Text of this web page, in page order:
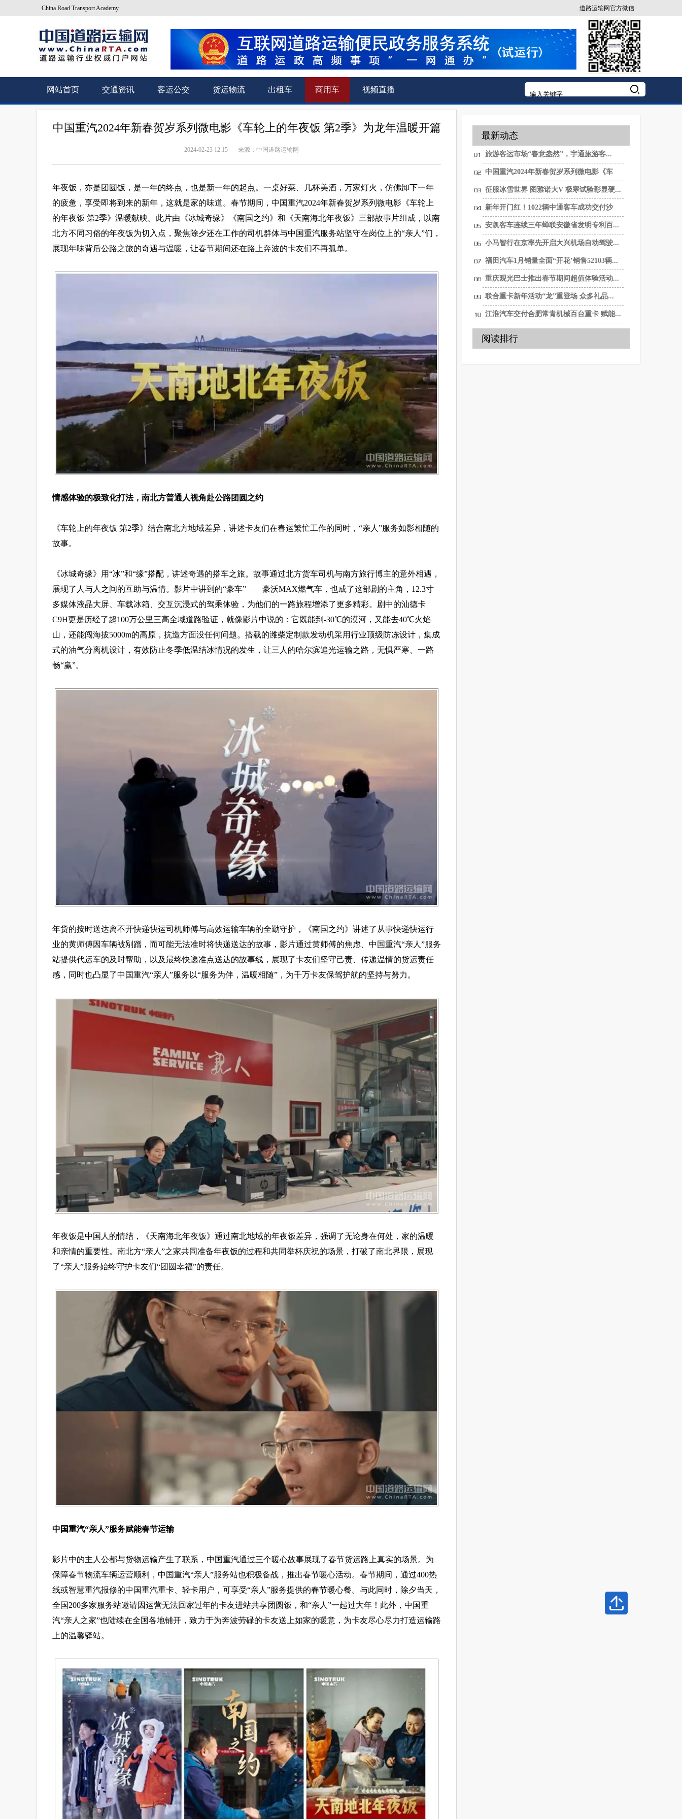
China Road Transport Academy 道路运输网官方微信
网站首页 交通资讯 客运公交 货运物流 出租车 商用车 视频直播
中国重汽2024年新春贺岁系列微电影《车轮上的年夜饭 第2季》为龙年温暖开篇
2024-02-23 12:15 来源：中国道路运输网
年夜饭，亦是团圆饭，是一年的终点，也是新一年的起点。一桌好菜、几杯美酒，万家灯火，仿佛卸下一年
的疲惫，享受即将到来的新年，这就是家的味道。春节期间，中国重汽2024年新春贺岁系列微电影《车轮上
的年夜饭 第2季》温暖献映。此片由《冰城奇缘》《南国之约》和《天南海北年夜饭》三部故事片组成，以南
北方不同习俗的年夜饭为切入点，聚焦除夕还在工作的司机群体与中国重汽服务站坚守在岗位上的“亲人”们，
展现年味背后公路之旅的奇遇与温暖，让春节期间还在路上奔波的卡友们不再孤单。
情感体验的极致化打法，南北方普通人视角赴公路团圆之约
《车轮上的年夜饭 第2季》结合南北方地域差异，讲述卡友们在春运繁忙工作的同时，“亲人”服务如影相随的
故事。
《冰城奇缘》用“冰”和“缘”搭配，讲述奇遇的搭车之旅。故事通过北方货车司机与南方旅行博主的意外相遇，
展现了人与人之间的互助与温情。影片中讲到的“豪车”——豪沃MAX燃气车，也成了这部剧的主角，12.3寸
多媒体液晶大屏、车载冰箱、交互沉浸式的驾乘体验，为他们的一路旅程增添了更多精彩。剧中的汕德卡
C9H更是历经了超100万公里三高全域道路验证，就像影片中说的：它既能到-30℃的漠河，又能去40℃火焰
山，还能闯海拔5000m的高原，抗造方面没任何问题。搭载的潍柴定制款发动机采用行业顶级防冻设计，集成
式的油气分离机设计，有效防止冬季低温结冰情况的发生，让三人的哈尔滨追光运输之路，无惧严寒、一路
畅“赢”。
年货的按时送达离不开快递快运司机师傅与高效运输车辆的全勤守护，《南国之约》讲述了从事快递快运行
业的黄师傅因车辆被剐蹭，而可能无法准时将快递送达的故事，影片通过黄师傅的焦虑、中国重汽“亲人”服务
站提供代运车的及时帮助，以及最终快递准点送达的故事线，展现了卡友们坚守己责、传递温情的货运责任
感，同时也凸显了中国重汽“亲人”服务以“服务为伴，温暖相随”，为千万卡友保驾护航的坚持与努力。
年夜饭是中国人的情结，《天南海北年夜饭》通过南北地域的年夜饭差异，强调了无论身在何处，家的温暖
和亲情的重要性。南北方“亲人”之家共同准备年夜饭的过程和共同举杯庆祝的场景，打破了南北界限，展现
了“亲人”服务始终守护卡友们“团圆幸福”的责任。
中国重汽“亲人”服务赋能春节运输
影片中的主人公都与货物运输产生了联系，中国重汽通过三个暖心故事展现了春节货运路上真实的场景。为
保障春节物流车辆运营顺利，中国重汽“亲人”服务站也积极备战，推出春节暖心活动。春节期间，通过400热
线或智慧重汽报修的中国重汽重卡、轻卡用户，可享受“亲人”服务提供的春节暖心餐。与此同时，除夕当天，
全国200多家服务站邀请因运营无法回家过年的卡友进站共享团圆饭，和“亲人”一起过大年！此外，中国重
汽“亲人之家”也陆续在全国各地铺开，致力于为奔波劳碌的卡友送上如家的暖意，为卡友尽心尽力打造运输路
上的温馨驿站。
最新动态
旅游客运市场“春意盎然”，宇通旅游客...
中国重汽2024年新春贺岁系列微电影《车
轮...
征服冰雪世界 图雅诺大V 极寒试验彰显硬...
新年开门红！1022辆中通客车成功交付沙
特...
安凯客车连续三年蝉联安徽省发明专利百...
小马智行在京率先开启大兴机场自动驾驶...
福田汽车1月销量全面“开花’销售52103辆...
重庆观光巴士推出春节期间超值体验活动...
联合重卡新年活动“龙”重登场 众多礼品...
江淮汽车交付合肥常青机械百台重卡 赋能...
阅读排行